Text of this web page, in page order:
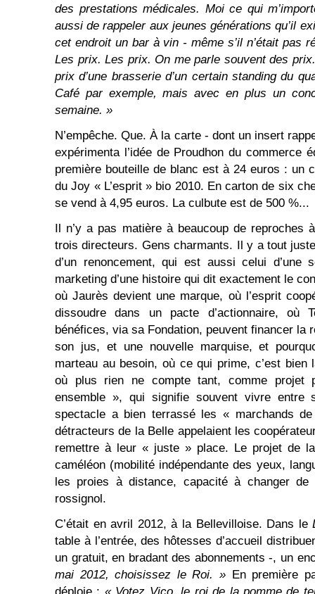
des prestations médicales. Moi ce qui
aussi de rappeler aux jeunes générations qu’il
cet endroit un bar à vin - même s’il n’était pas
Les prix. Les prix. On me parle souvent des
prix d’une brasserie d’un certain standing du
Café par exemple, mais avec en plus un
semaine. »
N’empêche. Que. À la carte - dont un insert
expérimenta l’idée de Proudhon du commerce
première bouteille de blanc est à 24 euros : un
du Joy « L’esprit » bio 2010. En carton de six
se vend à 4,95 euros. La culbute est de 500 %...
Il n’y a pas matière à beaucoup de
trois directeurs. Gens charmants. Il y a tout
d’un renoncement, qui est aussi celui d’une
marketing d’une histoire qui dit exactement le
où Jaurès devient une marque, où l’esprit
dissoudre dans un pacte d’actionnaire, où
bénéfices, via sa Fondation, peuvent financer la
son jus, et une nouvelle marquise, et
marteau au besoin, où ce qui prime, c’est bien
où plus rien ne compte tant, comme projet
ensemble », qui signifie souvent vivre
spectacle a bien terrassé les « marchands
détracteurs de la Belle appelaient les
remettre à leur « juste » place. Le projet de
caméléon (mobilité indépendante des yeux,
les proies à distance, capacité à changer
rossignol.
C’était en avril 2012, à la Bellevilloise. Dans le
table à l’entrée, des hôtesses d’accueil
un gratuit, en bradant des abonnements -, un
mai 2012, choisissez le Roi. »En première